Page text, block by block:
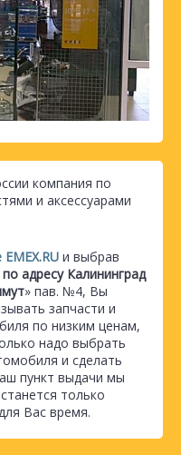
компания по
и аксессуарами
и выбрав
по адресу Калининград
» пав. №4, Вы
запчасти и
по низким ценам,
надо выбрать
и сделать
пункт выдачи мы
только
Вас время.